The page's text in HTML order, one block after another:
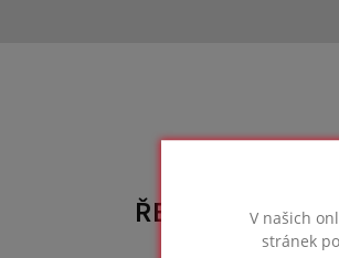
V našich
stránek
ŘEŠENÍ